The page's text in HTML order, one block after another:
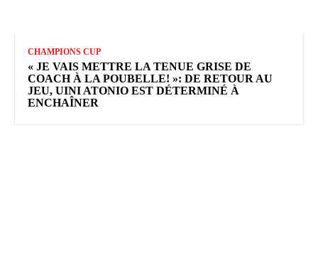
CHAMPIONS CUP
« JE VAIS METTRE LA TENUE GRISE DE
COACH À LA POUBELLE! »: DE RETOUR AU
JEU, UINI ATONIO EST DÉTERMINÉ À
ENCHAÎNER